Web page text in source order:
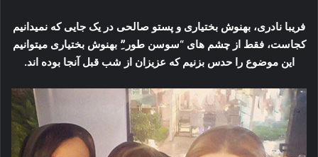
فریبا نادری، بهنوش بختیاری و پستو صالحی در یک جایی که نمیدانیم
کجاست، فقط از چشم های “سوسن طور”ِ بهنوش بختیاری میتوانیم
این موضوع را حدس بزنیم که عزیزان از شب قبل آنجا بوده اند.